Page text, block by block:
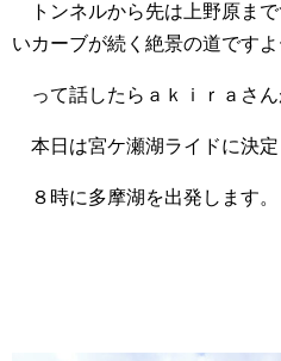
トンネルから先は上野原ま
いカーブが続く絶景の道ですよ
って話したらａｋｉｒａさん
本日は宮ケ瀬湖ライドに決定
８時に多摩湖を出発します。